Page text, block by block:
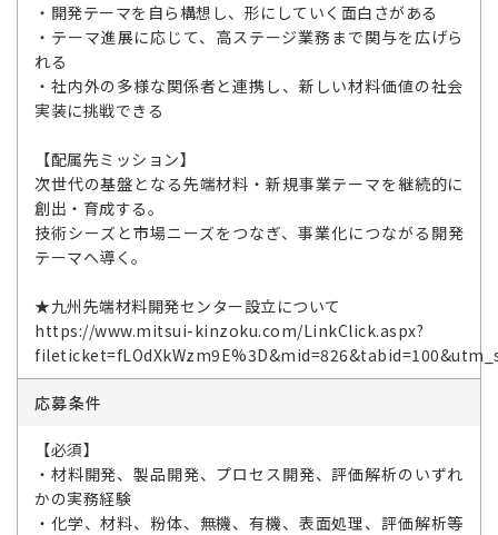
・開発テーマを自ら構想し、形にしていく面白さがある
・テーマ進展に応じて、高ステージ業務まで関与を広げら
れる
・社内外の多様な関係者と連携し、新しい材料価値の社会
実装に挑戦できる
【配属先ミッション】
次世代の基盤となる先端材料・新規事業テーマを継続的に
創出・育成する。
技術シーズと市場ニーズをつなぎ、事業化につながる開発
テーマへ導く。
★九州先端材料開発センター設立について
https://www.mitsui-kinzoku.com/LinkClick.aspx?
応募条件
【必須】
・材料開発、製品開発、プロセス開発、評価解析のいずれ
かの実務経験
・化学、材料、粉体、無機、有機、表面処理、評価解析等